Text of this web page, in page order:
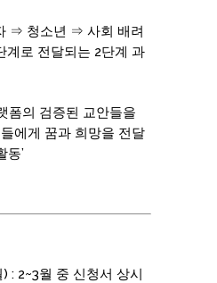
⇒ 청소년 ⇒ 사회 배려
계로 전달되는 2단계 과
폼의 검증된 교안들을
에게 꿈과 희망을 전달
동’
: 2~3월 중 신청서 상시